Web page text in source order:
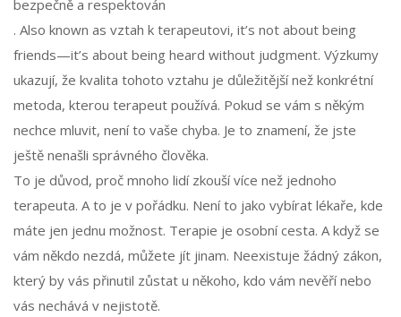
bezpečně a respektován
. Also known as vztah k terapeutovi, it’s not about being
friends—it’s about being heard without judgment. Výzkumy
ukazují, že kvalita tohoto vztahu je důležitější než konkrétní
metoda, kterou terapeut používá. Pokud se vám s někým
nechce mluvit, není to vaše chyba. Je to znamení, že jste
ještě nenašli správného člověka.
To je důvod, proč mnoho lidí zkouší více než jednoho
terapeuta. A to je v pořádku. Není to jako vybírat lékaře, kde
máte jen jednu možnost. Terapie je osobní cesta. A když se
vám někdo nezdá, můžete jít jinam. Neexistuje žádný zákon,
který by vás přinutil zůstat u někoho, kdo vám nevěří nebo
vás nechává v nejistotě.